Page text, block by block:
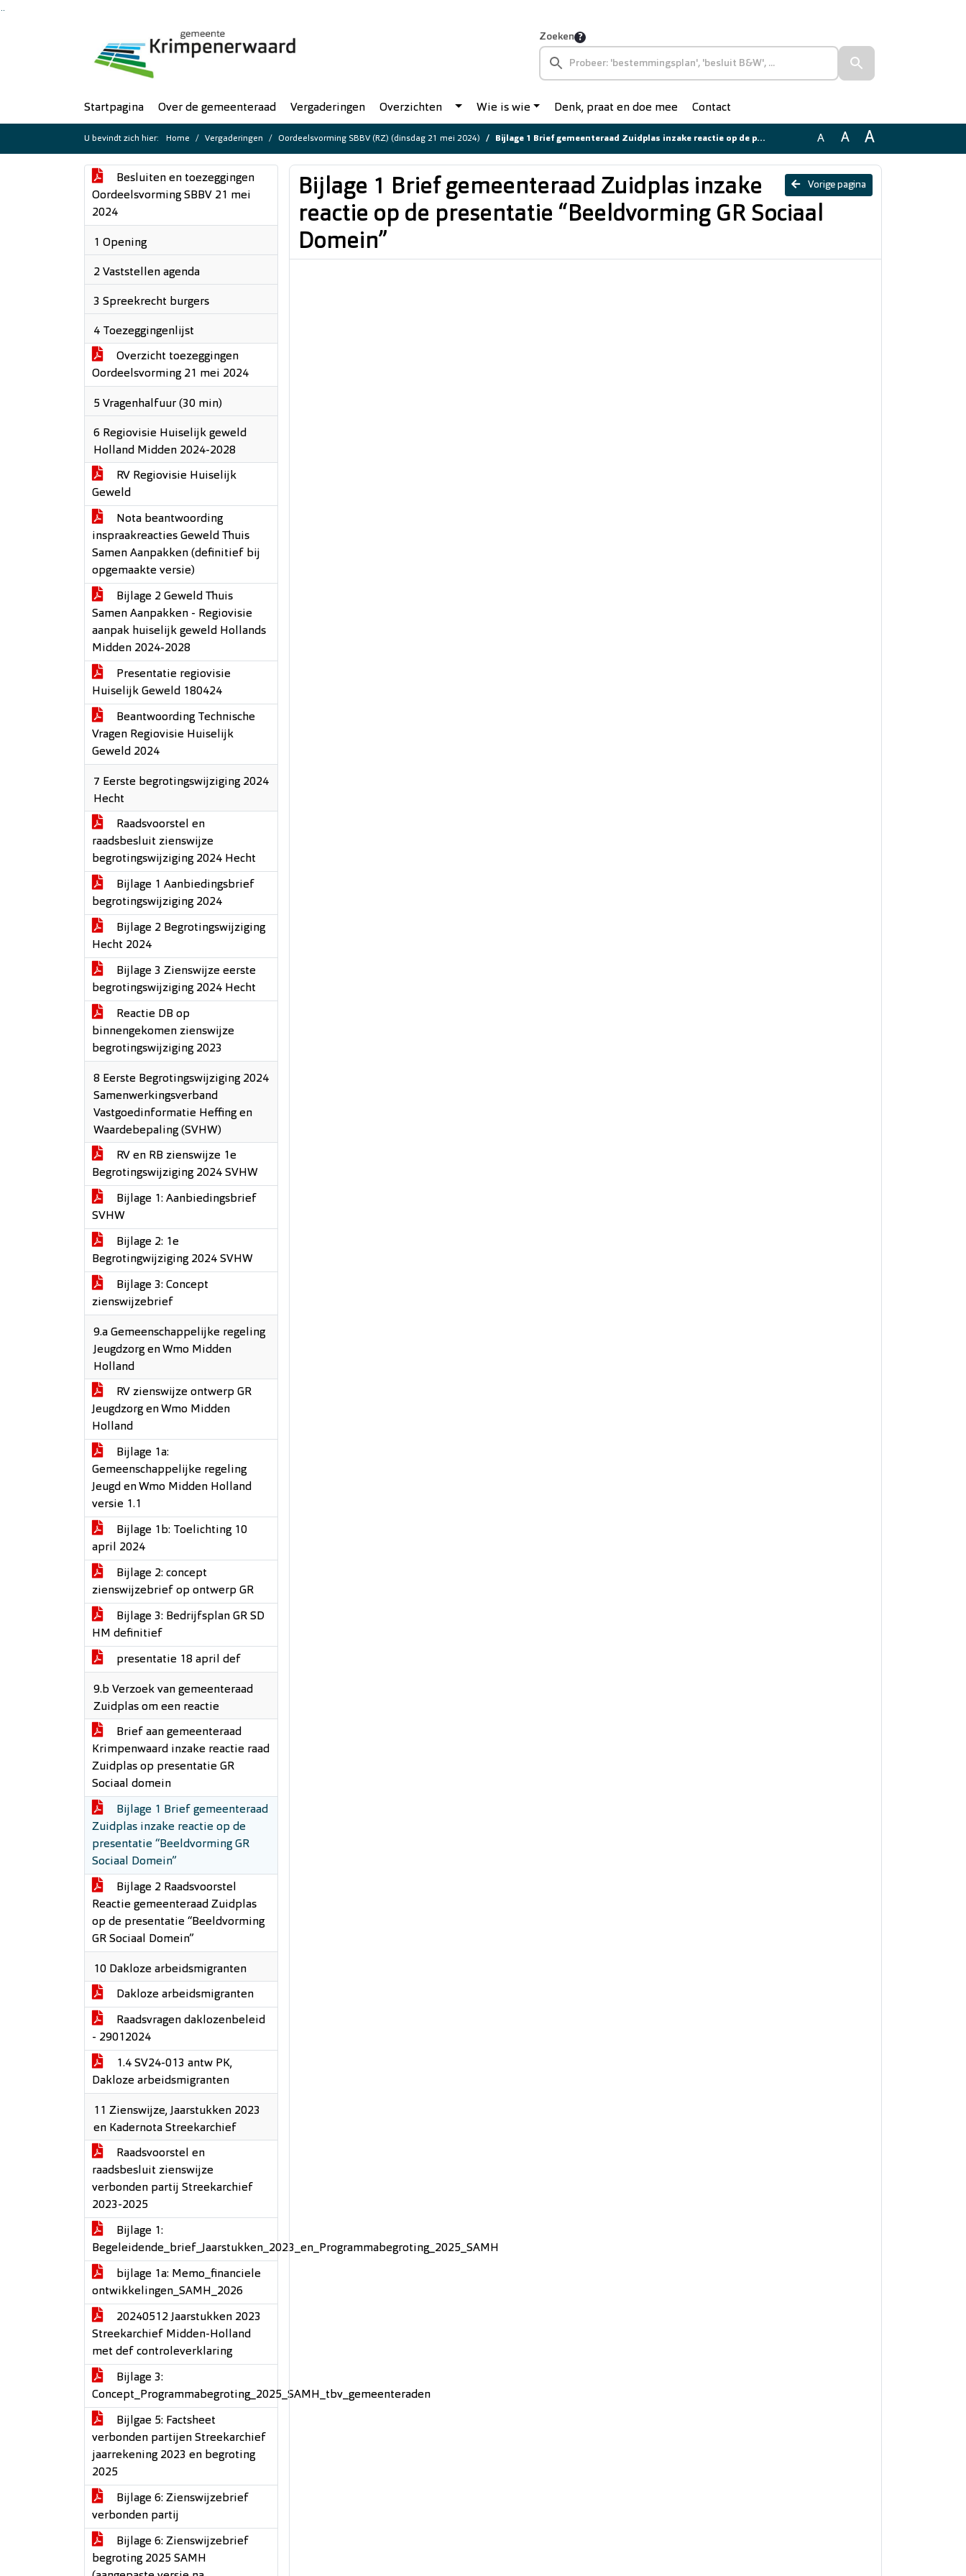
Zoeken
Startpagina Over de gemeenteraad Vergaderingen Overzichten Wie is wie Denk, praat en doe mee Contact
U bevindt zich hier: Home Vergaderingen Oordeelsvorming SBBV (RZ) (dinsdag 21 mei 2024) Bijlage 1 Brief gemeenteraad Zuidplas inzake reactie op de presentatie “Beeldvorming GR Sociaal Domein” A A A
Besluiten en toezeggingen
Oordeelsvorming SBBV 21 mei
2024
1 Opening
2 Vaststellen agenda
3 Spreekrecht burgers
4 Toezeggingenlijst
Overzicht toezeggingen
Oordeelsvorming 21 mei 2024
5 Vragenhalfuur (30 min)
6 Regiovisie Huiselijk geweld
Holland Midden 2024-2028
RV Regiovisie Huiselijk
Geweld
Nota beantwoording
inspraakreacties Geweld Thuis
Samen Aanpakken (definitief bij
opgemaakte versie)
Bijlage 2 Geweld Thuis
Samen Aanpakken - Regiovisie
aanpak huiselijk geweld Hollands
Midden 2024-2028
Presentatie regiovisie
Huiselijk Geweld 180424
Beantwoording Technische
Vragen Regiovisie Huiselijk
Geweld 2024
7 Eerste begrotingswijziging 2024
Hecht
Raadsvoorstel en
raadsbesluit zienswijze
begrotingswijziging 2024 Hecht
Bijlage 1 Aanbiedingsbrief
begrotingswijziging 2024
Bijlage 2 Begrotingswijziging
Hecht 2024
Bijlage 3 Zienswijze eerste
begrotingswijziging 2024 Hecht
Reactie DB op
binnengekomen zienswijze
begrotingswijziging 2023
8 Eerste Begrotingswijziging 2024
Samenwerkingsverband
Vastgoedinformatie Heffing en
Waardebepaling (SVHW)
RV en RB zienswijze 1e
Begrotingswijziging 2024 SVHW
Bijlage 1: Aanbiedingsbrief
SVHW
Bijlage 2: 1e
Begrotingwijziging 2024 SVHW
Bijlage 3: Concept
zienswijzebrief
9.a Gemeenschappelijke regeling
Jeugdzorg en Wmo Midden
Holland
RV zienswijze ontwerp GR
Jeugdzorg en Wmo Midden
Holland
Bijlage 1a:
Gemeenschappelijke regeling
Jeugd en Wmo Midden Holland
versie 1.1
Bijlage 1b: Toelichting 10
april 2024
Bijlage 2: concept
zienswijzebrief op ontwerp GR
Bijlage 3: Bedrijfsplan GR SD
HM definitief
presentatie 18 april def
9.b Verzoek van gemeenteraad
Zuidplas om een reactie
Brief aan gemeenteraad
Krimpenwaard inzake reactie raad
Zuidplas op presentatie GR
Sociaal domein
Bijlage 1 Brief gemeenteraad
Zuidplas inzake reactie op de
presentatie “Beeldvorming GR
Sociaal Domein”
Bijlage 2 Raadsvoorstel
Reactie gemeenteraad Zuidplas
op de presentatie “Beeldvorming
GR Sociaal Domein”
10 Dakloze arbeidsmigranten
Dakloze arbeidsmigranten
Raadsvragen daklozenbeleid
- 29012024
1.4 SV24-013 antw PK,
Dakloze arbeidsmigranten
11 Zienswijze, Jaarstukken 2023
en Kadernota Streekarchief
Raadsvoorstel en
raadsbesluit zienswijze
verbonden partij Streekarchief
2023-2025
Bijlage 1:
Begeleidende_brief_Jaarstukken_2023_en_Programmabegroting_2025_SAMH
bijlage 1a: Memo_financiele
ontwikkelingen_SAMH_2026
20240512 Jaarstukken 2023
Streekarchief Midden-Holland
met def controleverklaring
Bijlage 3:
Concept_Programmabegroting_2025_SAMH_tbv_gemeenteraden
Bijlgae 5: Factsheet
verbonden partijen Streekarchief
jaarrekening 2023 en begroting
2025
Bijlage 6: Zienswijzebrief
verbonden partij
Bijlage 6: Zienswijzebrief
begroting 2025 SAMH
Vorige pagina
Bijlage 1 Brief gemeenteraad Zuidplas inzake
reactie op de presentatie “Beeldvorming GR Sociaal
Domein”